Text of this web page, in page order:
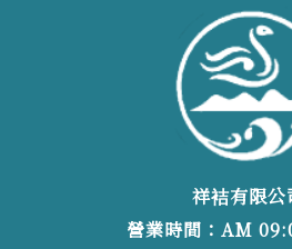
祥袺有限公
營業時間：AM